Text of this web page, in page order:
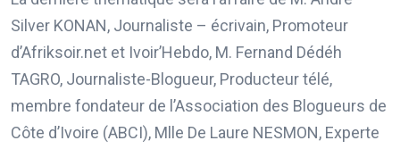
Silver KONAN, Journaliste – écrivain, Promoteur
d’Afriksoir.net et Ivoir’Hebdo, M. Fernand Dédéh
TAGRO, Journaliste-Blogueur, Producteur télé,
membre fondateur de l’Association des Blogueurs de
Côte d’Ivoire (ABCI), Mlle De Laure NESMON, Experte